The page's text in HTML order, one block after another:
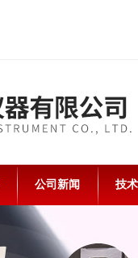
公司新闻 技